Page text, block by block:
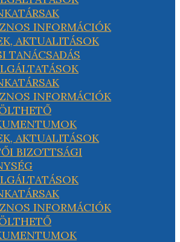
INFORMÁCIÓK
AKTUALITÁSOK
TANÁCSADÁS
INFORMÁCIÓK
AKTUALITÁSOK
BIZOTTSÁGI
INFORMÁCIÓK